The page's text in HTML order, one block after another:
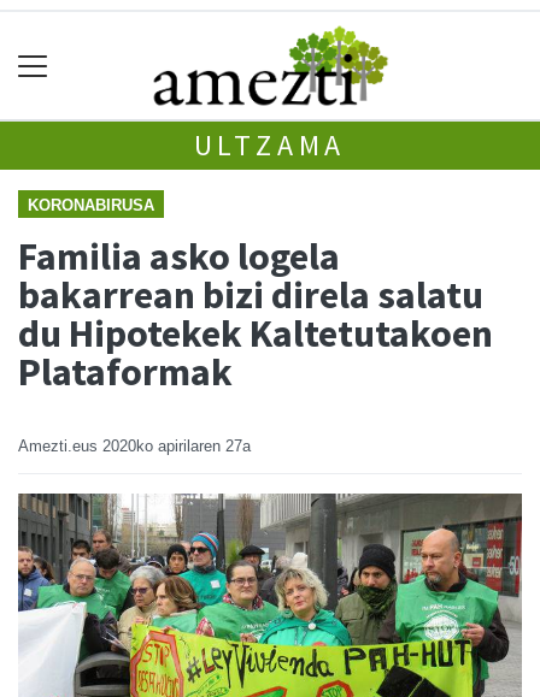
ULTZAMA
KORONABIRUSA
Familia asko logela
bakarrean bizi direla salatu
du Hipotekek Kaltetutakoen
Plataformak
Amezti.eus 2020ko apirilaren 27a